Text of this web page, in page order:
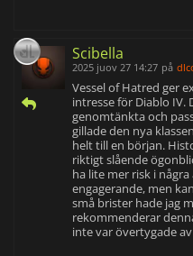
Scibella
2025 juov 27 14:27 på
Vessel of Hatred ger
intresse för Diablo IV.
genomtänkta och
gillade den nya
helt till en början.
riktigt slående
ha lite mer risk i
engagerande, men
små brister hade jag
rekommenderar
inte var övertygade